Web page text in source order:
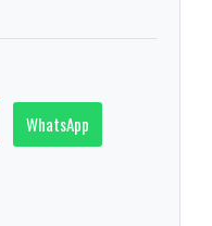
WhatsApp